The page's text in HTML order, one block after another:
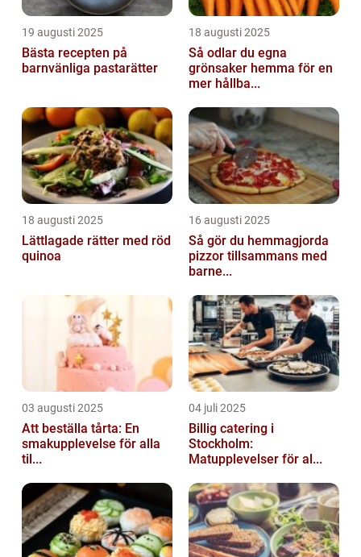
19 augusti 2025
Bästa recepten på
barnvänliga pastarätter
18 augusti 2025
Så odlar du egna
grönsaker hemma för en
mer hållba...
18 augusti 2025
Lättlagade rätter med röd
quinoa
16 augusti 2025
Så gör du hemmagjorda
pizzor tillsammans med
barne...
03 augusti 2025
Att beställa tårta: En
smakupplevelse för alla
til...
04 juli 2025
Billig catering i
Stockholm:
Matupplevelser för al...